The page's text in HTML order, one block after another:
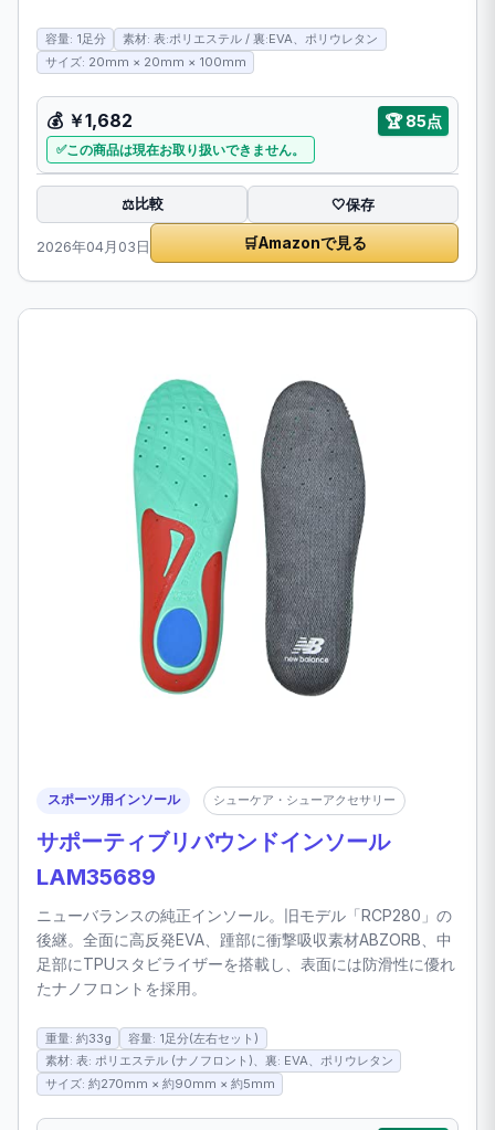
容量: 1足分
素材: 表:ポリエステル / 裏:EVA、ポリウレタン
サイズ: 20mm × 20mm × 100mm
💰 ￥1,682 🏆 85点
この商品は現在お取り扱いできません。
⚖️比較 🤍保存
2026年04月03日 🛒Amazonで見る
スポーツ用インソール シューケア・シューアクセサリー
サポーティブリバウンドインソール
LAM35689
ニューバランスの純正インソール。旧モデル「RCP280」の
後継。全面に高反発EVA、踵部に衝撃吸収素材ABZORB、中
足部にTPUスタビライザーを搭載し、表面には防滑性に優れ
たナノフロントを採用。
重量: 約33g
容量: 1足分(左右セット)
素材: 表: ポリエステル (ナノフロント)、裏: EVA、ポリウレタン
サイズ: 約270mm × 約90mm × 約5mm